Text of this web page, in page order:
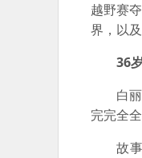
越野赛
界，以
36
白丽
完完全
故事